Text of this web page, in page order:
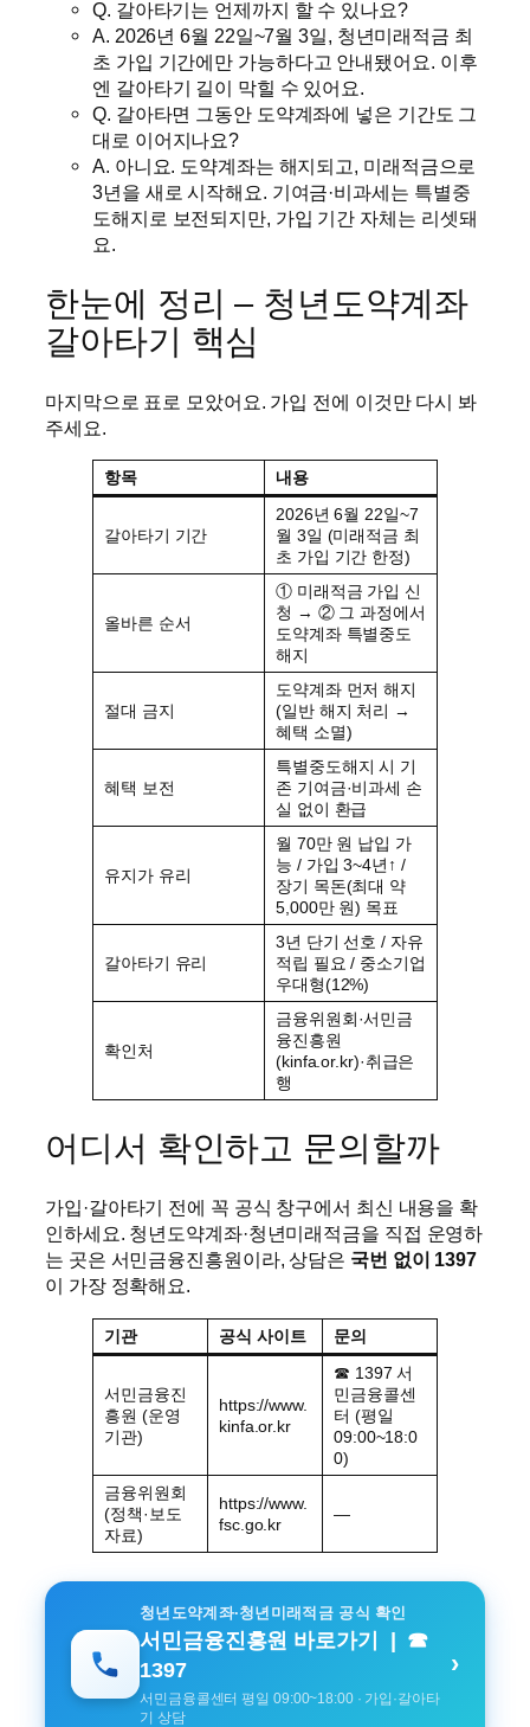
Q. 갈아타기는 언제까지 할 수 있나요?
A. 2026년 6월 22일~7월 3일, 청년미래적금 최
초 가입 기간에만 가능하다고 안내됐어요. 이후
엔 갈아타기 길이 막힐 수 있어요.
Q. 갈아타면 그동안 도약계좌에 넣은 기간도 그
대로 이어지나요?
A. 아니요. 도약계좌는 해지되고, 미래적금으로
3년을 새로 시작해요. 기여금·비과세는 특별중
도해지로 보전되지만, 가입 기간 자체는 리셋돼
요.
한눈에 정리 – 청년도약계좌
갈아타기 핵심
마지막으로 표로 모았어요. 가입 전에 이것만 다시 봐
주세요.
항목 내용
갈아타기 기간
2026년 6월 22일~7
월 3일 (미래적금 최
초 가입 기간 한정)
올바른 순서
① 미래적금 가입 신
청 → ② 그 과정에서
도약계좌 특별중도
해지
절대 금지
도약계좌 먼저 해지
(일반 해지 처리 →
혜택 소멸)
혜택 보전
특별중도해지 시 기
존 기여금·비과세 손
실 없이 환급
유지가 유리
월 70만 원 납입 가
능 / 가입 3~4년↑ /
장기 목돈(최대 약
5,000만 원) 목표
갈아타기 유리
3년 단기 선호 / 자유
적립 필요 / 중소기업
우대형(12%)
확인처
금융위원회·서민금
융진흥원
(kinfa.or.kr)·취급은
행
어디서 확인하고 문의할까
가입·갈아타기 전에 꼭 공식 창구에서 최신 내용을 확
인하세요. 청년도약계좌·청년미래적금을 직접 운영하
는 곳은 서민금융진흥원이라, 상담은 국번 없이 1397
이 가장 정확해요.
기관 공식 사이트 문의
서민금융진
흥원 (운영
기관)
https://www.
kinfa.or.kr
☎ 1397 서
민금융콜센
터 (평일
09:00~18:0
0)
금융위원회
(정책·보도
자료)
https://www.
fsc.go.kr
—
청년도약계좌·청년미래적금 공식 확인
서민금융진흥원 바로가기 | ☎
1397
서민금융콜센터 평일 09:00~18:00 · 가입·갈아타
기 상담
›